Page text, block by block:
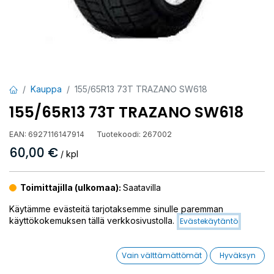
Kauppa 155/65R13 73T TRAZANO SW618
155/65R13 73T TRAZANO SW618
EAN: 6927116147914 Tuotekoodi: 267002
60,00 € / kpl
Toimittajilla (ulkomaa): Saatavilla
Asennuspalvelu
Käytämme evästeitä tarjotaksemme sinulle paremman
käyttökokemuksen tällä verkkosivustolla. Evästekäytäntö
Vain välttämättömät Hyväksyn